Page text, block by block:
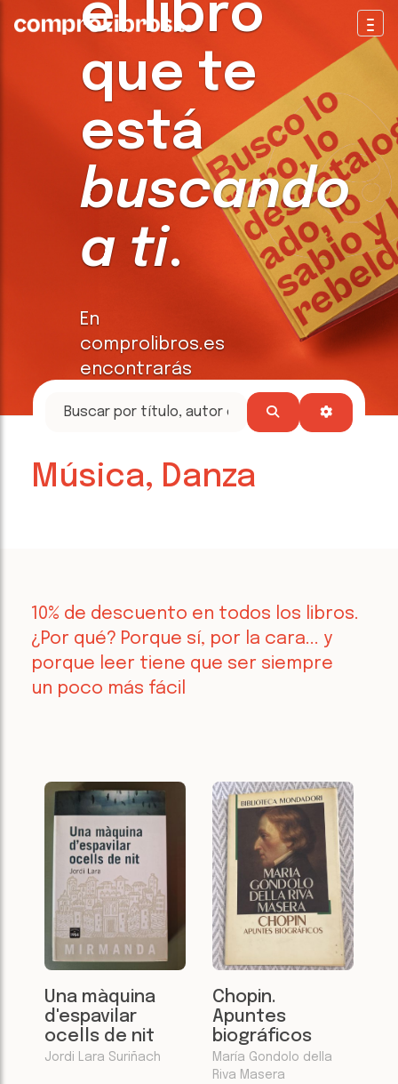
el libro
que te
está
buscando
a ti.
En
comprolibros.es
encontrarás
tesoros
Música, Danza
10% de descuento en todos los libros.
¿Por qué? Porque sí, por la cara... y
porque leer tiene que ser siempre
un poco más fácil
Una màquina
d'espavilar
ocells de nit
Jordi Lara Suriñach
Chopin.
Apuntes
biográficos
María Gondolo della
Riva Masera